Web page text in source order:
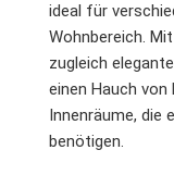
ideal für
Wohnbereich.
zugleich
einen Hauch von
Innenräume, die
benötigen.